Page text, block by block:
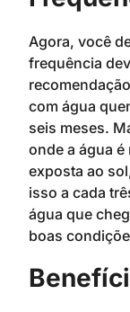
Agora, você
frequência
com água
seis meses.
onde a água é
exposta ao
isso a cada
água que
boas